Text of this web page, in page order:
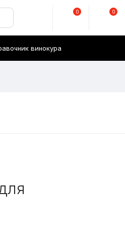
0 0
винокура